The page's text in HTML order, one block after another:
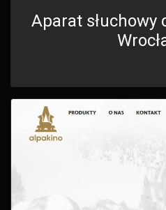
Aparat słuchowy